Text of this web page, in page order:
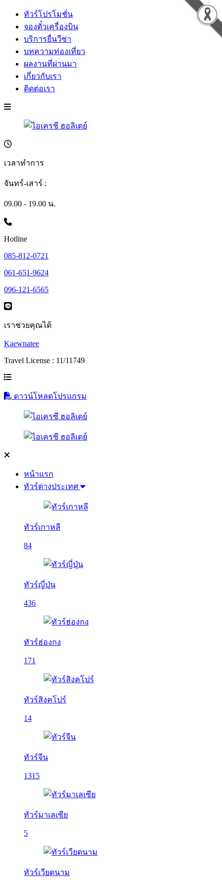
ทัวร์โปรโมชั่น
จองตั๋วเครื่องบิน
บริการยื่นวีซ่า
บทความท่องเที่ยว
ผลงานที่ผ่านมา
เกี่ยวกับเรา
ติดต่อเรา
เวลาทำการ
จันทร์-เสาร์ :
09.00 - 19.00 น.
Hotline
085-812-0721
061-651-9624
096-121-6565
เราช่วยคุณได้
Kaewnatee
Travel License : 11/11749
ดาวน์โหลดโปรแกรม
หน้าแรก
ทัวร์ต่างประเทศ
ทัวร์เกาหลี
84
ทัวร์ญี่ปุ่น
436
ทัวร์ฮ่องกง
171
ทัวร์สิงคโปร์
14
ทัวร์จีน
1315
ทัวร์มาเลเซีย
5
ทัวร์เวียดนาม